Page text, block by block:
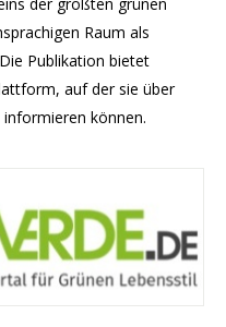
Raum als
Publikation bietet
auf der sie über
können.